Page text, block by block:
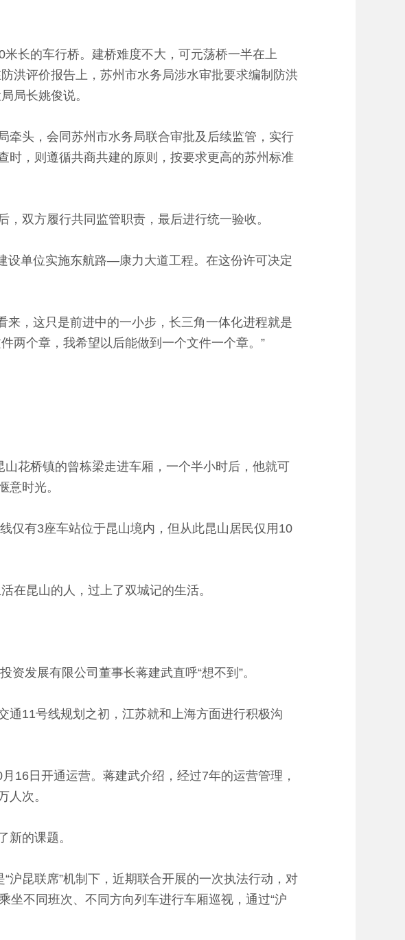
长的车行桥。建桥难度不大，可元荡桥一半在上
洪评价报告上，苏州市水务局涉水审批要求编制防洪
局长姚俊说。
头，会同苏州市水务局联合审批及后续监管，实行
时，则遵循共商共建的原则，按要求更高的苏州标准
双方履行共同监管职责，最后进行统一验收。
单位实施东航路—康力大道工程。在这份许可决定
，这只是前进中的一小步，长三角一体化进程就是
两个章，我希望以后能做到一个文件一个章。”
花桥镇的曾栋梁走进车厢，一个半小时后，他就可
意时光。
有3座车站位于昆山境内，但从此昆山居民仅用10
昆山的人，过上了双城记的生活。
发展有限公司董事长蒋建武直呼“想不到”。
11号线规划之初，江苏就和上海方面进行积极沟
日开通运营。蒋建武介绍，经过7年的运营管理，
人次。
的课题。
昆联席”机制下，近期联合开展的一次执法行动，对
坐不同班次、不同方向列车进行车厢巡视，通过“沪